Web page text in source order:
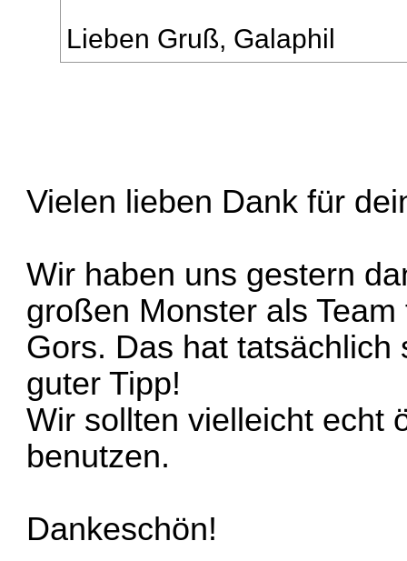
Lieben Gruß, Galaphil
Vielen lieben Dank für
Wir haben uns gestern
großen Monster als
Gors. Das hat
guter Tipp!
Wir sollten vielleicht echt
benutzen.
Dankeschön!